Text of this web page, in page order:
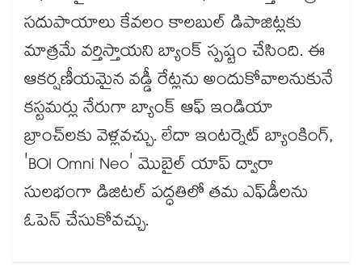
సదుపాయాలు కేవలం కాలబుల్ డిపాజిట్లకు
మాత్రమే వర్తిస్తాయని బ్యాంక్ స్పష్టం చేసింది. ఈ
ఆకర్షణీయమైన వడ్డీ రేట్లను అందుకోవాలనుకునే
కస్టమర్లు నేరుగా బ్యాంక్ ఆఫ్ ఇండియా
బ్రాంచ్‌లకు వెళ్లవచ్చు. లేదా ఇంటర్నెట్ బ్యాంకింగ్,
'BOI Omni Neo' మొబైల్ యాప్ ద్వారా
సులభంగా డిజిటల్ పద్ధతిలో తమ ఎఫ్‌డీలను
ఓపెన్ చేసుకోవచ్చు.